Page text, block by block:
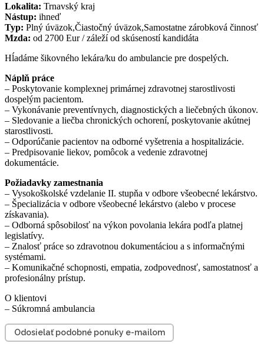
Lokalita: Trnavský kraj
Nástup: ihneď
Typ: Plný úväzok,Čiastočný úväzok,Samostatne zárobková činnosť
Mzda: od 2700 Eur / záleží od skúseností kandidáta
Hĺadáme šikovného lekára/ku do ambulancie pre dospelých.
Náplň práce
– Poskytovanie komplexnej primárnej zdravotnej starostlivosti
dospelým pacientom.
– Vykonávanie preventívnych, diagnostických a liečebných úkonov.
– Sledovanie a liečba chronických ochorení, poskytovanie akútnej
starostlivosti.
– Odporúčanie pacientov na odborné vyšetrenia a hospitalizácie.
– Predpisovanie liekov, pomôcok a vedenie zdravotnej
dokumentácie.
Požiadavky zamestnania
– Vysokoškolské vzdelanie II. stupňa v odbore všeobecné lekárstvo.
– Špecializácia v odbore všeobecné lekárstvo (alebo v procese
získavania).
– Odborná spôsobilosť na výkon povolania lekára podľa platnej
legislatívy.
– Znalosť práce so zdravotnou dokumentáciou a s informačnými
systémami.
– Komunikačné schopnosti, empatia, zodpovednosť, samostatnosť a
profesionálny prístup.
O klientovi
– Súkromná ambulancia
Odosielať podobné ponuky e-mailom